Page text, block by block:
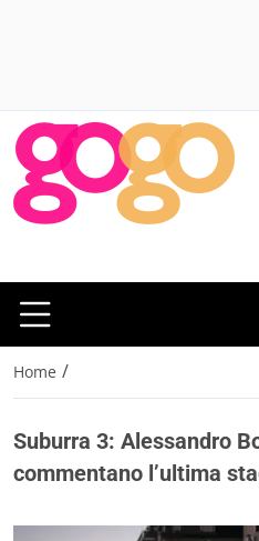
Home /
Suburra 3: Alessandro
commentano l’ultima